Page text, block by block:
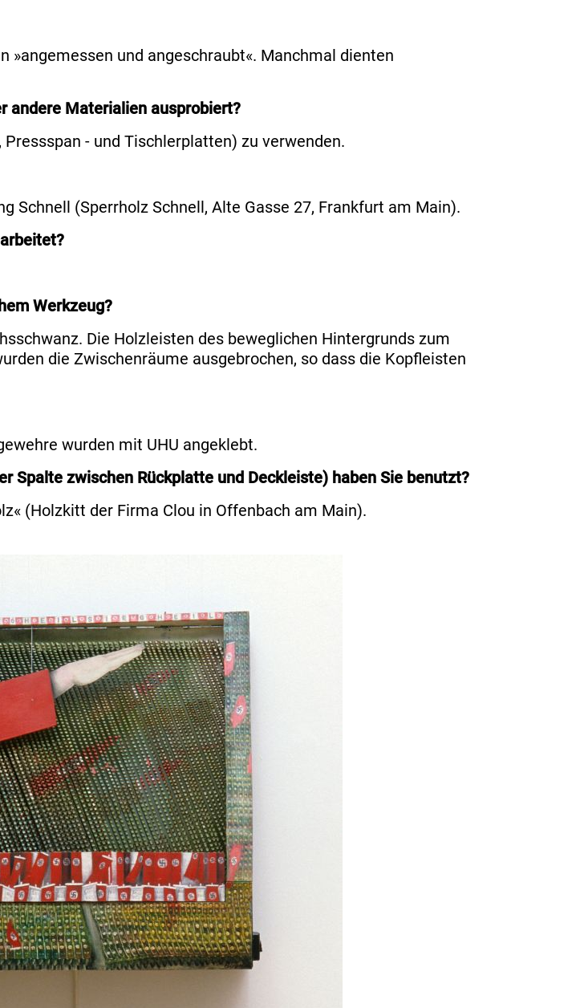
»angemessen und angeschraubt«. Manchmal dienten
andere Materialien ausprobiert?
- und Tischlerplatten) zu verwenden.
Schnell (Sperrholz Schnell, Alte Gasse 27, Frankfurt am Main).
Werkzeug?
Die Holzleisten des beweglichen Hintergrunds zum
die Zwischenräume ausgebrochen, so dass die Kopfleisten
wurden mit UHU angeklebt.
Spalte zwischen Rückplatte und Deckleiste) haben Sie benutzt?
(Holzkitt der Firma Clou in Offenbach am Main).